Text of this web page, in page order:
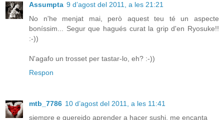
Assumpta 9 d’agost del 2011, a les 21:21
No n'he menjat mai, però aquest teu té un aspecte
boníssim... Segur que hagués curat la grip d'en Ryosuke!!
:-))
N'agafo un trosset per tastar-lo, eh? :-))
Respon
mtb_7786 10 d’agost del 2011, a les 11:41
siempre e quereido aprender a hacer sushi, me encanta